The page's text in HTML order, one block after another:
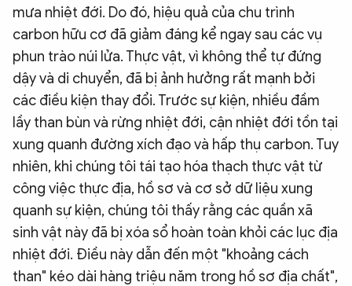
mưa nhiệt đới. Do đó, hiệu quả của chu trình
carbon hữu cơ đã giảm đáng kể ngay sau các vụ
phun trào núi lửa. Thực vật, vì không thể tự đứng
dậy và di chuyển, đã bị ảnh hưởng rất mạnh bởi
các điều kiện thay đổi. Trước sự kiện, nhiều đầm
lầy than bùn và rừng nhiệt đới, cận nhiệt đới tồn tại
xung quanh đường xích đạo và hấp thụ carbon. Tuy
nhiên, khi chúng tôi tái tạo hóa thạch thực vật từ
công việc thực địa, hồ sơ và cơ sở dữ liệu xung
quanh sự kiện, chúng tôi thấy rằng các quần xã
sinh vật này đã bị xóa sổ hoàn toàn khỏi các lục địa
nhiệt đới. Điều này dẫn đến một "khoảng cách
than" kéo dài hàng triệu năm trong hồ sơ địa chất",